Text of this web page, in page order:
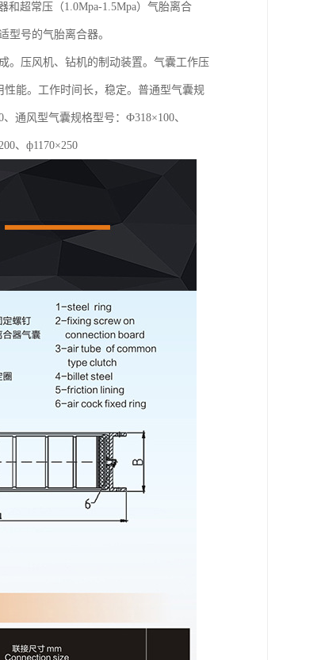
和超常压（1.0Mpa-1.5Mpa）气胎离合
型号的气胎离合器。
。压风机、钻机的制动装置。气囊工作压
能。工作时间长，稳定。普通型气囊规
通风型气囊规格型号：Ф318×100、
、ф1170×250